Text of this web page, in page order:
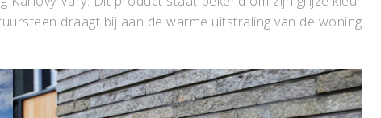
draagt bij aan de warme uitstraling van de woning